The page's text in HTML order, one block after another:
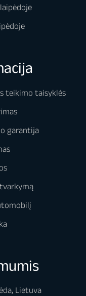
teikimo taisyklės
garantija
Lietuva